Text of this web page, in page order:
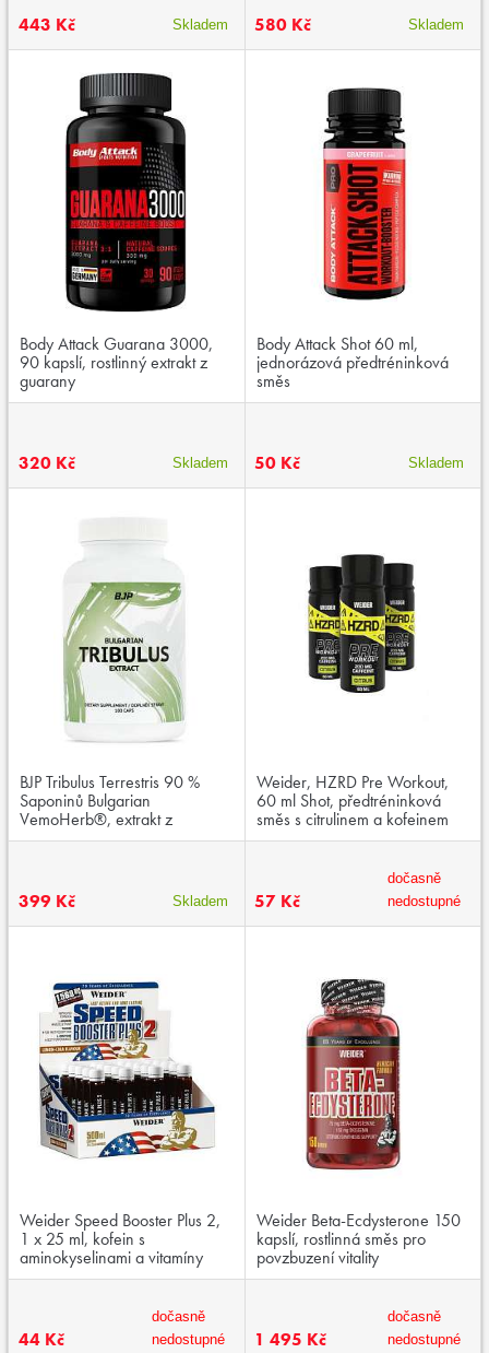
443 Kč Skladem 580 Kč Skladem
Body Attack Guarana 3000,
90 kapslí, rostlinný extrakt z
guarany
320 Kč Skladem
Body Attack Shot 60 ml,
jednorázová předtréninková
směs
50 Kč Skladem
BJP Tribulus Terrestris 90 %
Saponinů Bulgarian
VemoHerb®, extrakt z
kotvičníku zemního
399 Kč Skladem
Weider, HZRD Pre Workout,
60 ml Shot, předtréninková
směs s citrulinem a kofeinem
57 Kč
dočasně
nedostupné
Weider Speed Booster Plus 2,
1 x 25 ml, kofein s
aminokyselinami a vitamíny
řady B
44 Kč
dočasně
nedostupné
Weider Beta-Ecdysterone 150
kapslí, rostlinná směs pro
povzbuzení vitality
1 495 Kč
dočasně
nedostupné